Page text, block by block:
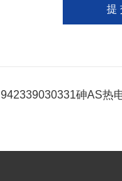
942339030331砷AS热电